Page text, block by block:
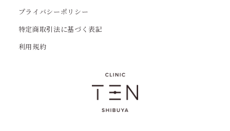
プライバシーポリシー
特定商取引法に基づく表記
利用規約